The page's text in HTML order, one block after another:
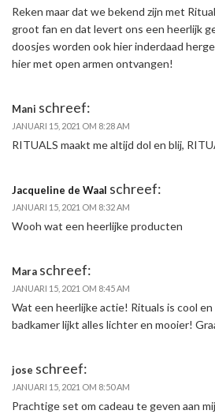
Reken maar dat we bekend zijn met
groot fan en dat levert ons een heerlijk
doosjes worden ook hier inderdaad
hier met open armen ontvangen!
Mani schreef:
JANUARI 15, 2021 OM 8:28 AM
RITUALS maakt me altijd dol en blij,
Jacqueline de Waal schreef:
JANUARI 15, 2021 OM 8:32 AM
Wooh wat een heerlijke producten
Mara schreef:
JANUARI 15, 2021 OM 8:45 AM
Wat een heerlijke actie! Rituals is cool
badkamer lijkt alles lichter en mooier!
jose schreef:
JANUARI 15, 2021 OM 8:50 AM
Prachtige set om cadeau te geven aan